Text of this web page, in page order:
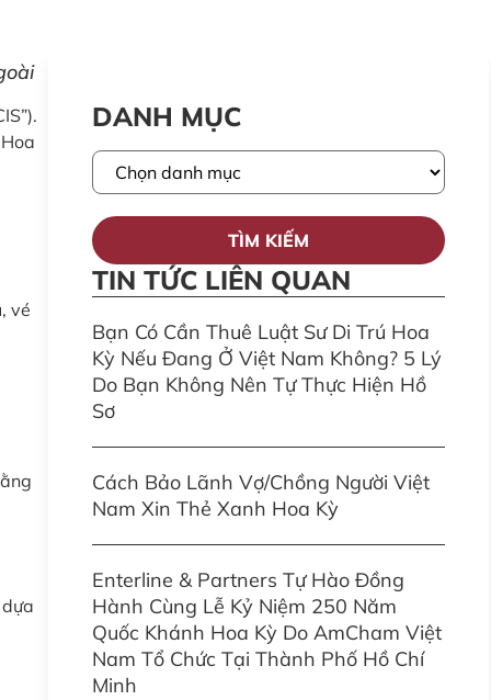
vé
DANH MỤC
TÌM KIẾM
TIN TỨC LIÊN QUAN
Bạn Có Cần Thuê Luật Sư Di Trú Hoa
Kỳ Nếu Đang Ở Việt Nam Không? 5 Lý
Do Bạn Không Nên Tự Thực Hiện Hồ
Sơ
Cách Bảo Lãnh Vợ/Chồng Người Việt
Nam Xin Thẻ Xanh Hoa Kỳ
Enterline & Partners Tự Hào Đồng
Hành Cùng Lễ Kỷ Niệm 250 Năm
Quốc Khánh Hoa Kỳ Do AmCham Việt
Nam Tổ Chức Tại Thành Phố Hồ Chí
Minh